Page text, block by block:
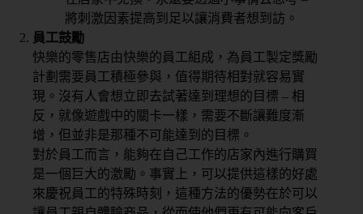
將刺激因素提高到足以讓消費者想到訪。
員工鼓勵
快樂的零售店由快樂的員工組成，為員工製定獎勵
計劃需要員工積極參與，值得期待相對就容易實
現。沒有人會想立即去試著達到理想的目標 – 相
反，就像遊戲中的關卡一樣，需要不斷讓難度漸
增，但並非是那種不可能達到的目標。
對於員工而言，能夠在自己工作的店家內進行購買
是一個巨大的激勵。事實上，可以提供這樣的好處
來慶祝員工的特殊時刻，這種方法的優勢在於可以